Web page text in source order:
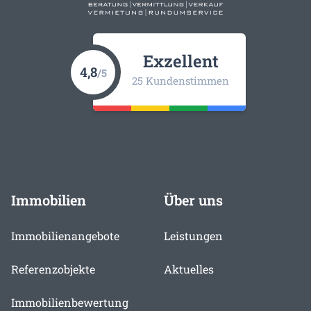
4,8/5
Exzellent
25 Kundenstimmen
Immobilien
Immobilienangebote
Referenzobjekte
Immobilienbewertung
Über uns
Leistungen
Aktuelles